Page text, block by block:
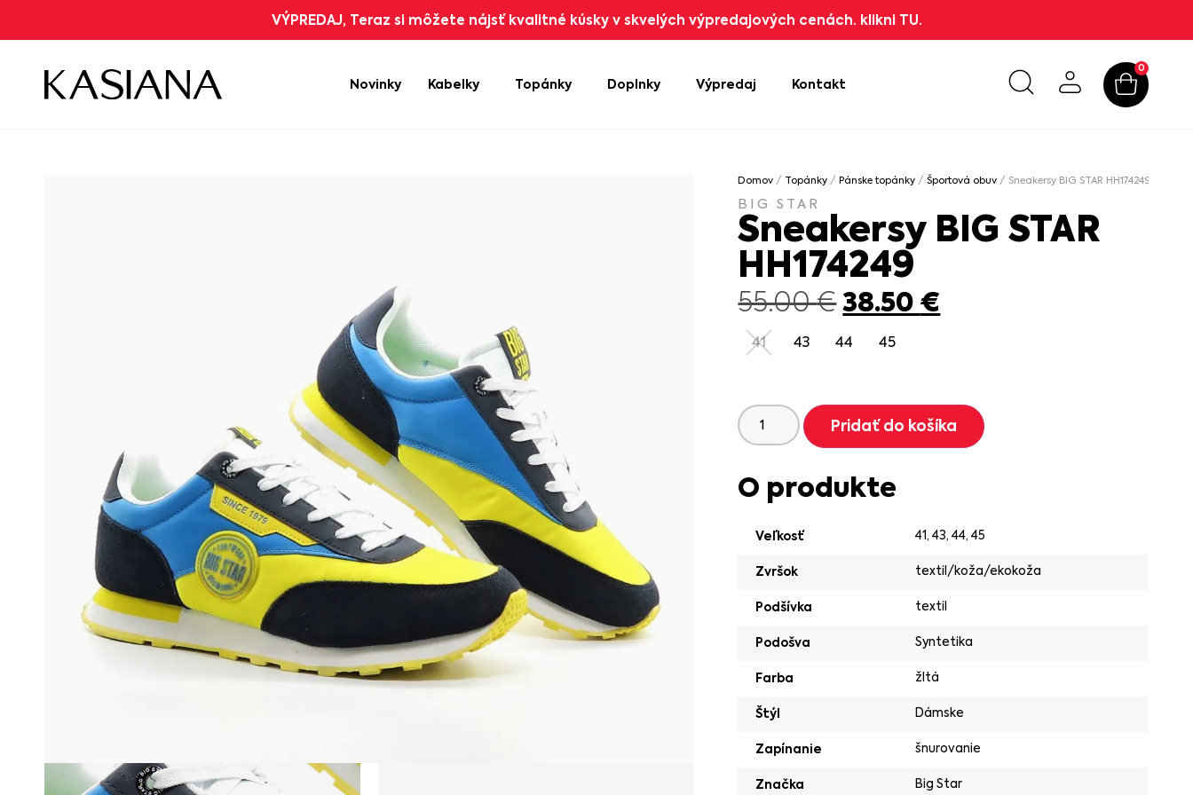
VÝPREDAJ, Teraz si môžete nájsť kvalitné kúsky v skvelých výpredajových cenách. klikni TU.
Novinky Kabelky Topánky Doplnky Výpredaj Kontakt
0
Domov / Topánky /Pánske topánky /Športová obuv / Sneakersy BIG STAR HH174249
BIG STAR
Sneakersy BIG STAR
HH174249
55.00€38.50€
41 43 44 45
Pridať do košíka
O produkte
Veľkosť 41,43,44,45
Zvršok textil/koža/ekokoža
Podšívka textil
Podošva Syntetika
Farba žltá
Štýl Dámske
Zapínanie šnurovanie
Značka Big Star